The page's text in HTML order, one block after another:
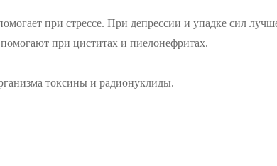
при стрессе. При депрессии и упадке сил
при циститах и пиелонефритах.
токсины и радионуклиды.